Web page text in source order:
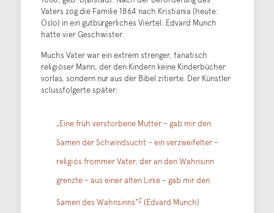
Vaters zog die Familie 1864 nach Kristiania (heute:
Oslo) in ein gutbürgerliches Viertel. Edvard Munch
hatte vier Geschwister.
Muchs Vater war ein extrem strenger, fanatisch
religiöser Mann, der den Kindern keine Kinderbücher
vorlas, sondern nur aus der Bibel zitierte. Der Künstler
sclussfolgerte später:
„Eine früh verstorbene Mutter – gab mir den
Samen der Schwindsucht – ein verzweifelter –
religiös frommer Vater, der an den Wahnsinn
grenzte – aus einer alten Linie – gab mir den
Samen des Wahnsinns“2(Edvard Munch)